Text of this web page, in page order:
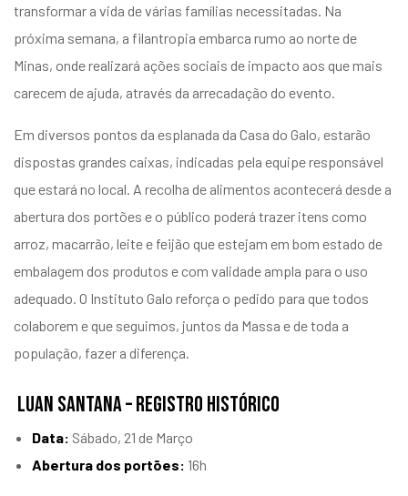
transformar a vida de várias famílias necessitadas. Na
próxima semana, a filantropia embarca rumo ao norte de
Minas, onde realizará ações sociais de impacto aos que mais
carecem de ajuda, através da arrecadação do evento.
Em diversos pontos da esplanada da Casa do Galo, estarão
dispostas grandes caixas, indicadas pela equipe responsável
que estará no local. A recolha de alimentos acontecerá desde a
abertura dos portões e o público poderá trazer itens como
arroz, macarrão, leite e feijão que estejam em bom estado de
embalagem dos produtos e com validade ampla para o uso
adequado. O Instituto Galo reforça o pedido para que todos
colaborem e que seguimos, juntos da Massa e de toda a
população, fazer a diferença.
LUAN SANTANA – REGISTRO HISTÓRICO
Data: Sábado, 21 de Março
Abertura dos portões: 16h